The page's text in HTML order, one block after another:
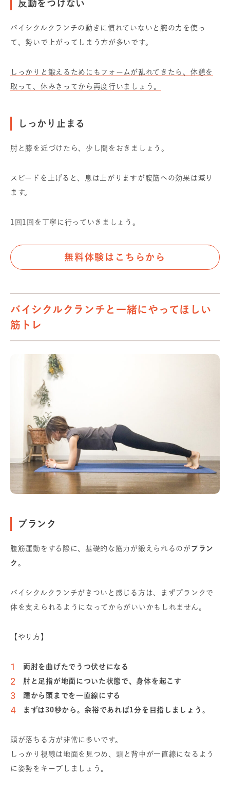
反動をつけない
バイシクルクランチの動きに慣れていないと腕の力を使っ
て、勢いで上がってしまう方が多いです。
しっかりと鍛えるためにも フォームが乱れてきたら、休憩を
取って、休みきってから再度行いましょう。
しっかり止まる
肘と膝を近づけたら、少し間をおきましょう。
スピードを上げると、息は上がりますが腹筋への効果は減り
ます。
1回1回を丁寧に行っていきましょう。
無料体験はこちらから
バイシクルクランチと一緒にやってほしい
筋トレ
プランク
腹筋運動をする際に、基礎的な筋力が鍛えられるのがプラン
ク
バイシクルクランチがきついと感じる方は、まずプランクで
体を支えられるようになってからがいいかもしれません。
【やり方】
両肘を曲げたでうつ伏せになる
肘と足指が地面についた状態で、身体を起こす
踵から頭までを一直線にする
まずは30秒から。余裕であれば1分を目指しましょう。
頭が落ちる方が非常に多いです。
しっかり視線は地面を見つめ、 頭と背中が一直線になるよう
に姿勢をキープしましょう。